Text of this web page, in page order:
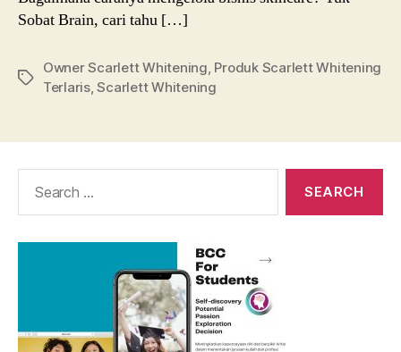
Sobat Brain, cari tahu […]
Tags
Owner Scarlett Whitening, Produk Scarlett Whitening
Terlaris,Scarlett Whitening